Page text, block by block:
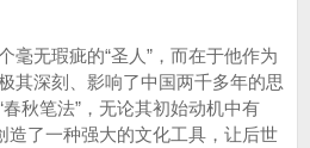
毫无瑕疵的“圣人”，而在于他作为
其深刻、影响了中国两千多年的思
秋笔法”，无论其初始动机中有
造了一种强大的文化工具，让后世